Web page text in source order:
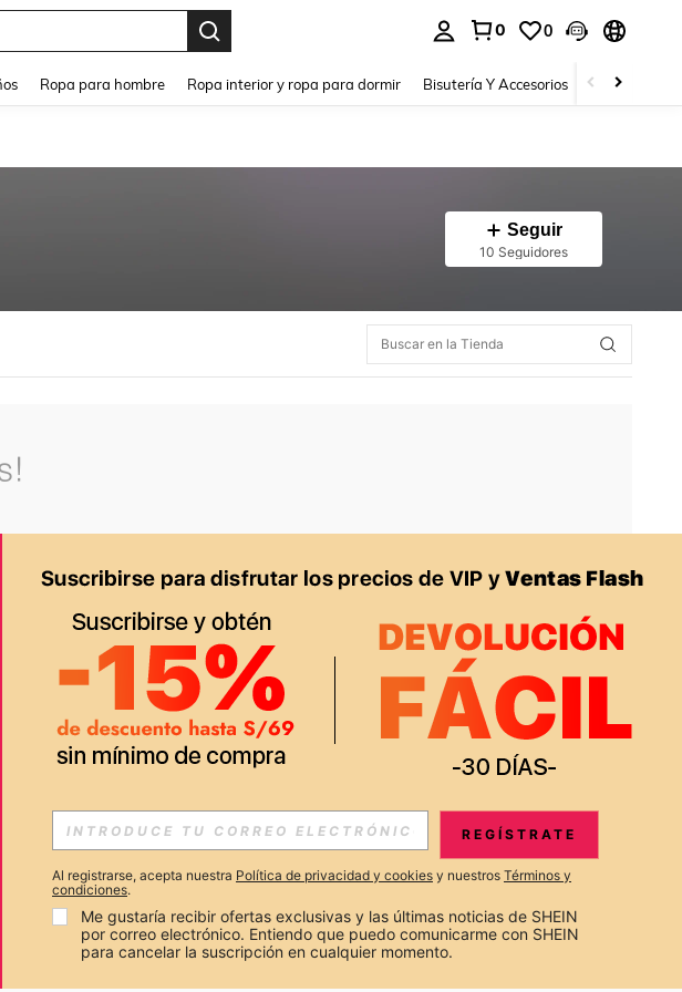
0 0
Ropa para hombre Ropa interior y ropa para dormir Bisutería Y Accesorios Zapatos
Seguir
10 Seguidores
de nuevo.
EN APP
PARA RECIBIR OFERTAS EXCLUSIVAS, PROMOCIONES Y NOTICIAS DE SHEIN
Suscribir
REGÍSTRATE
Al registrarse, acepta nuestra Política de privacidad y cookies y nuestros Términos y
condiciones.
Me gustaría recibir ofertas exclusivas y las últimas noticias de SHEIN
por correo electrónico. Entiendo que puedo comunicarme con SHEIN
para cancelar la suscripción en cualquier momento.